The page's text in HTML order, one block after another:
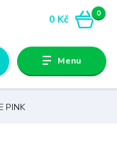
Menu
0
0 Kč
PINK